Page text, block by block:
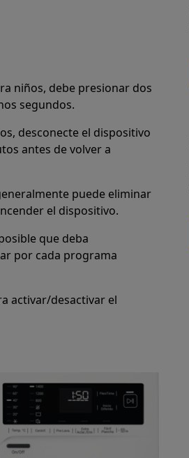
niños, debe presionar dos
segundos.
desconecte el dispositivo
antes de volver a
puede eliminar
el dispositivo.
que deba
por cada programa
activar/desactivar el